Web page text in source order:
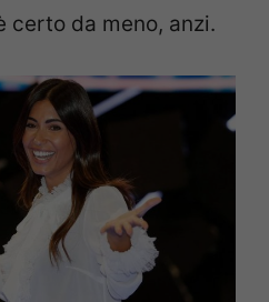
certo da meno, anzi.